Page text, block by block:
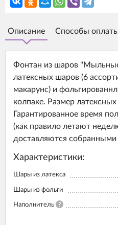
Описание Способы
Фонтан из шаров
латексных шаров (6
макарунс) и
колпаке. Размер
Гарантированное время
(как правило летают
доставляются собранными
Характеристики:
Шары из латекса
Шары из фольги
Наполнитель ?